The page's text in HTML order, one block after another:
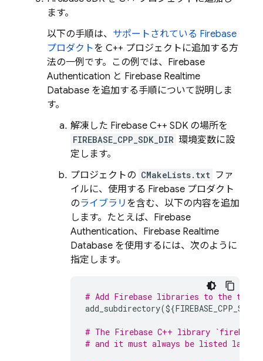
ます。
以下の手順は、 サポートされている Firebase
プロダクトを C++ プロジェクトに追加する方
法の一例です。この例では、 Firebase
Authentication と Firebase Realtime
Database を追加する手順について説明しま
す。
解凍した Firebase C++ SDK の場所を
FIREBASE_CPP_SDK_DIR 環境変数に設
定します。
プロジェクトの CMakeLists.txt ファ
イルに、使用する Firebase プロダクト
のライブラリ を含む、以下の内容を追加
します。たとえば、 Firebase
Authentication、 Firebase Realtime
Database を使用するには、次のように
指定します。
# Add Firebase libraries to the
add_subdirectory(${
# The Firebase C++ library
# and it must always be listed last.